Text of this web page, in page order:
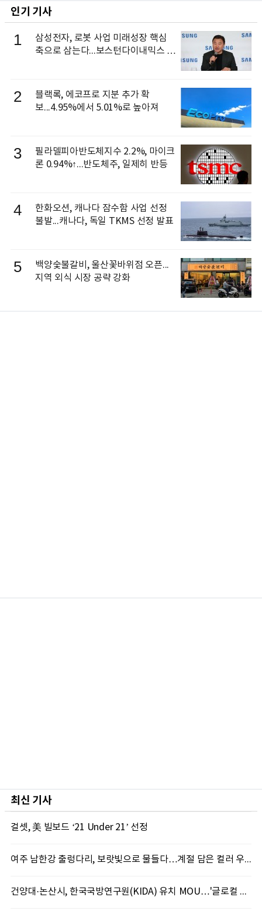
인기 기사
1
삼성전자, 로봇 사업 미래성장 핵심
축으로 삼는다...보스턴다이내믹스 출
2
블랙록, 에코프로 지분 추가 확
보...4.95%에서 5.01%로 높아져
3
필라델피아반도체지수 2.2%, 마이크
론 0.94%↑...반도체주, 일제히 반등
4
한화오션, 캐나다 잠수함 사업 선정
불발...캐나다, 독일 TKMS 선정 발표
5
백양숯불갈비, 울산꽃바위점 오픈...
지역 외식 시장 공략 강화
최신 기사
걸셋, 美 빌보드 ‘21 Under 21’ 선정
여주 남한강 출렁다리, 보랏빛으로 물들다…계절 담은 컬러 우산 '인기'
건양대·논산시, 한국국방연구원(KIDA) 유치 MOU…'글로컬 역량' 결집